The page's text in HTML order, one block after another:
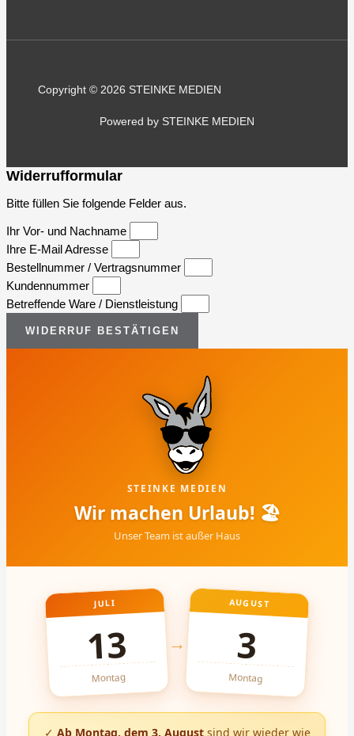
Copyright © 2026 STEINKE MEDIEN
Powered by STEINKE MEDIEN
Widerrufformular
Bitte füllen Sie folgende Felder aus.
Ihr Vor- und Nachname
Ihre E-Mail Adresse
Bestellnummer / Vertragsnummer
Kundennummer
Betreffende Ware / Dienstleistung
WIDERRUF BESTÄTIGEN
STEINKE MEDIEN
Wir machen Urlaub! 🏖
Unser Team ist außer Haus
JULI
13
Montag
→
AUGUST
3
Montag
✓ Ab Montag, dem 3. Augustsind wir wieder wie